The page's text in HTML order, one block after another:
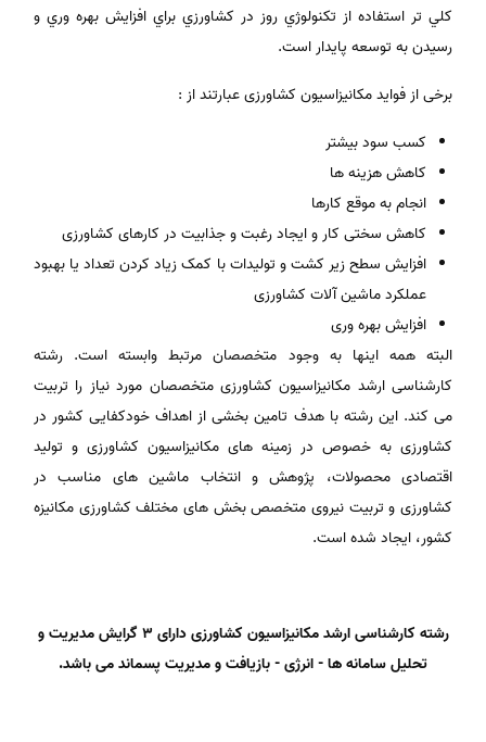
كلي تر استفاده از تكنولوژي روز در كشاورزي براي افزايش بهره وري و
رسیدن به توسعه پایدار است.
برخی از فواید مکانیزاسیون کشاورزی عبارتند از :
کسب سود بیشتر
کاهش هزینه ها
انجام به موقع کارها
کاهش سختی کار و ایجاد رغبت و جذابیت در کارهای کشاورزی
افزایش سطح زیر کشت و تولیدات با کمک زیاد کردن تعداد یا بهبود
عملکرد ماشین آلات کشاورزی
افزایش بهره وری
البته همه اینها به وجود متخصصان مرتبط وابسته است. رشته
کارشناسی ارشد مکانیزاسیون کشاورزی متخصصان مورد نیاز را تربیت
می کند. این رشته با هدف تامین بخشی از اهداف خودکفایی کشور در
کشاورزی به خصوص در زمینه های مکانیزاسیون کشاورزی و تولید
اقتصادی محصولات، پژوهش و انتخاب ماشین های مناسب در
کشاورزی و تربیت نیروی متخصص بخش های مختلف کشاورزی مکانیزه
کشور، ایجاد شده است.
رشته کارشناسی ارشد مکانیزاسیون کشاورزی دارای 3 گرایش مدیریت و
تحلیل سامانه ها - انرژی - بازیافت و مدیریت پسماند می باشد.